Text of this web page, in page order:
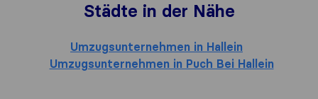
Städte in der Nähe
Umzugsunternehmen in Hallein
Umzugsunternehmen in Puch Bei Hallein